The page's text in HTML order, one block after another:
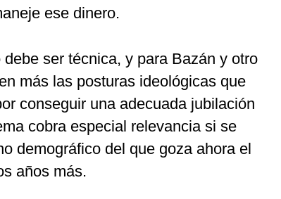
ese dinero.
ser técnica, y para Bazán y otro
más las posturas ideológicas que
conseguir una adecuada jubilación
cobra especial relevancia si se
demográfico del que goza ahora el
años más.